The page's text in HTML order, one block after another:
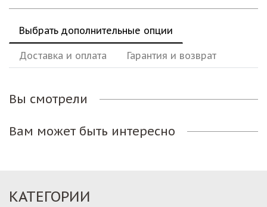
Выбрать дополнительные опции
Доставка и оплата Гарантия и возврат
Вы смотрели
Вам может быть интересно
КАТЕГОРИИ